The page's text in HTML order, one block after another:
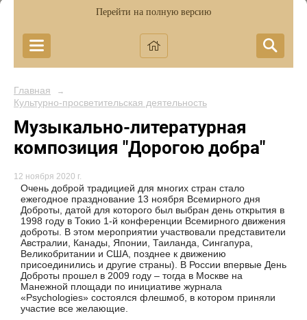
Перейти на полную версию
Главная →
Культурно-просветительская деятельность
Музыкально-литературная
композиция "Дорогою добра"
12 ноября 2020 г.
Очень доброй традицией для многих стран стало
ежегодное празднование 13 ноября Всемирного дня
Доброты, датой для которого был выбран день открытия в
1998 году в Токио 1-й конференции Всемирного движения
доброты. В этом мероприятии участвовали представители
Австралии, Канады, Японии, Таиланда, Сингапура,
Великобритании и США, позднее к движению
присоединились и другие страны). В России впервые День
Доброты прошел в 2009 году – тогда в Москве на
Манежной площади по инициативе журнала
«Psychologies» состоялся флешмоб, в котором приняли
участие все желающие.